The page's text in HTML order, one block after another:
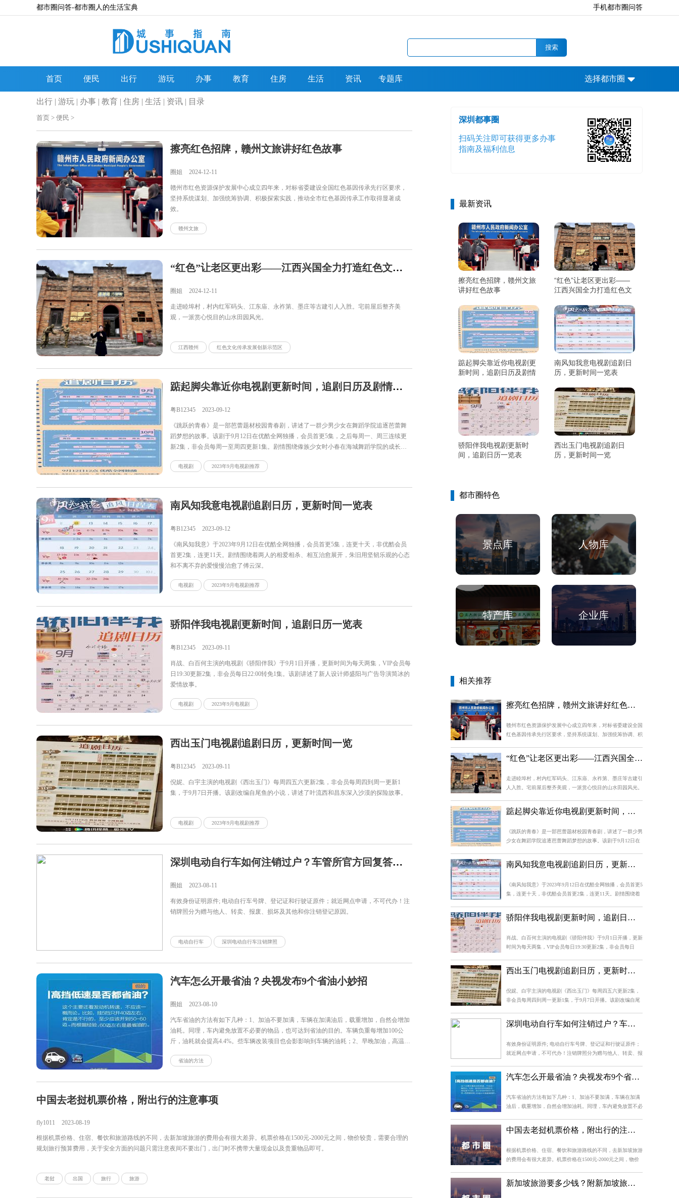
都市圈问答-都市圈人的生活宝典 手机都市圈问答
搜索
首页 便民 出行 游玩 办事 教育 住房 生活 资讯 专题库 选择都市圈
出行 | 游玩 | 办事 | 教育 | 住房 | 生活 | 资讯 | 目录
首页 > 便民 >
擦亮红色招牌，赣州文旅讲好红色故事
圈姐 2024-12-11
赣州市红色资源保护发展中心成立四年来，对标省委建设全国红色基因传承先行区要求，
坚持系统谋划、加强统筹协调、积极探索实践，推动全市红色基因传承工作取得显著成
效。
赣州文旅
“红色”让老区更出彩——江西兴国全力打造红色文化传承发展创新示范区
圈姐 2024-12-11
走进睦埠村，村内红军码头、江东庙、永祚第、墨庄等古建引人入胜。宅前屋后整齐美
观，一派赏心悦目的山水田园风光。
江西赣州 红色文化传承发展创新示范区
踮起脚尖靠近你电视剧更新时间，追剧日历及剧情简介
粤B12345 2023-09-12
《跳跃的青春》是一部芭蕾题材校园青春剧，讲述了一群少男少女在舞蹈学院追逐芭蕾舞
蹈梦想的故事。该剧于9月12日在优酷全网独播，会员首更5集，之后每周一、周三连续更
新2集，非会员每周一至周四更新1集。剧情围绕傣族少女时小春在海城舞蹈学院的成长展
电视剧 2023年9月电视剧推荐
南风知我意电视剧追剧日历，更新时间一览表
粤B12345 2023-09-12
《南风知我意》于2023年9月12日在优酷全网独播，会员首更5集，连更十天，非优酷会员
首更2集，连更11天。剧情围绕着两人的相爱相杀、相互治愈展开，朱旧用坚韧乐观的心态
和不离不弃的爱慢慢治愈了傅云深。
电视剧 2023年9月电视剧推荐
骄阳伴我电视剧更新时间，追剧日历一览表
粤B12345 2023-09-11
肖战、白百何主演的电视剧《骄阳伴我》于9月1日开播，更新时间为每天两集，VIP会员每
日19:30更新2集，非会员每日22:00转免1集。该剧讲述了新人设计师盛阳与广告导演简冰的
爱情故事。
电视剧 2023年9月电视剧
西出玉门电视剧追剧日历，更新时间一览
粤B12345 2023-09-11
倪妮、白宇主演的电视剧《西出玉门》每周四五六更新2集，非会员每周四到周一更新1
集，于9月7日开播。该剧改编自尾鱼的小说，讲述了叶流西和昌东深入沙漠的探险故事。
电视剧 2023年9月电视剧推荐
深圳电动自行车如何注销过户？车管所官方回复答案来了！
圈姐 2023-08-11
有效身份证明原件; 电动自行车号牌、登记证和行驶证原件；就近网点申请，不可代办！注
销牌照分为赠与他人、转卖、报废、损坏及其他和你注销登记原因。
电动自行车 深圳电动自行车注销牌照
汽车怎么开最省油？央视发布9个省油小妙招
圈姐 2023-08-10
汽车省油的方法有如下几种：1、加油不要加满，车辆在加满油后，载重增加，自然会增加
油耗。同理，车内避免放置不必要的物品，也可达到省油的目的。车辆负重每增加100公
斤，油耗就会提高4.4%。些车辆改装项目也会影影响到车辆的油耗；2、早晚加油，高温
少；3、热车别太长时间；
省油的方法
中国去老挝机票价格，附出行的注意事项
fly1011 2023-08-19
根据机票价格、住宿、餐饮和旅游路线的不同，去新加坡旅游的费用会有很大差异。机票价格在1500元-2000元之间，物价较贵，需要合理的
规划旅行预算费用，关于安全方面的问题只需注意夜间不要出门，出门时不携带大量现金以及贵重物品即可。
老挝 出国 旅行 旅游
深圳都事圈
扫码关注即可获得更多办事
指南及福利信息
最新资讯
擦亮红色招牌，赣州文旅
讲好红色故事
“红色”让老区更出彩——
江西兴国全力打造红色文
踮起脚尖靠近你电视剧更
新时间，追剧日历及剧情
南风知我意电视剧追剧日
历，更新时间一览表
骄阳伴我电视剧更新时
间，追剧日历一览表
西出玉门电视剧追剧日
历，更新时间一览
都市圈特色
景点库 人物库
特产库 企业库
相关推荐
擦亮红色招牌，赣州文旅讲好红色故事
赣州市红色资源保护发展中心成立四年来，对标省委建设全国
红色基因传承先行区要求，坚持系统谋划、加强统筹协调、积
“红色”让老区更出彩——江西兴国全力打造红色文化传承发展创新示范区
走进睦埠村，村内红军码头、江东庙、永祚第、墨庄等古建引
人入胜。宅前屋后整齐美观，一派赏心悦目的山水田园风光。
踮起脚尖靠近你电视剧更新时间，追剧日历及剧情简介
《跳跃的青春》是一部芭蕾题材校园青春剧，讲述了一群少男
少女在舞蹈学院追逐芭蕾舞蹈梦想的故事。该剧于9月12日在
集，非会员每周一至周四更新1集。剧情围绕傣族少女时小春
在海城舞蹈学院的成长展开，她结识了各种对手和好友，并与
南风知我意电视剧追剧日历，更新时间一览表
《南风知我意》于2023年9月12日在优酷全网独播，会员首更5
集，连更十天，非优酷会员首更2集，连更11天。剧情围绕着
离不弃的爱慢慢治愈了傅云深。
骄阳伴我电视剧更新时间，追剧日历一览表
肖战、白百何主演的电视剧《骄阳伴我》于9月1日开播，更新
时间为每天两集，VIP会员每日19:30更新2集，非会员每日
爱情故事。
西出玉门电视剧追剧日历，更新时间一览
倪妮、白宇主演的电视剧《西出玉门》每周四五六更新2集，
非会员每周四到周一更新1集，于9月7日开播。该剧改编自尾
深圳电动自行车如何注销过户？车管所官方回复答案来了！
有效身份证明原件; 电动自行车号牌、登记证和行驶证原件；
就近网点申请，不可代办！注销牌照分为赠与他人、转卖、报
汽车怎么开最省油？央视发布9个省油小妙招
汽车省油的方法有如下几种：1、加油不要加满，车辆在加满
油后，载重增加，自然会增加油耗。同理，车内避免放置不必
油耗就会提高4.4%。些车辆改装项目也会影影响到车辆的油
耗；2、早晚加油，高温时，油库内及管路中的温度也很高，
车别太长时间；
中国去老挝机票价格，附出行的注意事项
根据机票价格、住宿、餐饮和旅游路线的不同，去新加坡旅游
的费用会有很大差异。机票价格在1500元-2000元之间，物价
需注意夜间不要出门，出门时不携带大量现金以及贵重物品即
可。
新加坡旅游要多少钱？附新加坡旅行各项费用一览